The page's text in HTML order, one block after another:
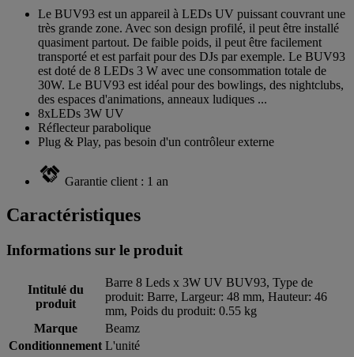
Le BUV93 est un appareil à LEDs UV puissant couvrant une
très grande zone. Avec son design profilé, il peut être installé
quasiment partout. De faible poids, il peut être facilement
transporté et est parfait pour des DJs par exemple. Le BUV93
est doté de 8 LEDs 3 W avec une consommation totale de
30W. Le BUV93 est idéal pour des bowlings, des nightclubs,
des espaces d'animations, anneaux ludiques ...
8xLEDs 3W UV
Réflecteur parabolique
Plug & Play, pas besoin d'un contrôleur externe
Garantie client : 1 an
Caractéristiques
Informations sur le produit
Intitulé du
produit
Barre 8 Leds x 3W UV BUV93, Type de
produit: Barre, Largeur: 48 mm, Hauteur: 46
mm, Poids du produit: 0.55 kg
Marque
Beamz
Conditionnement L'unité